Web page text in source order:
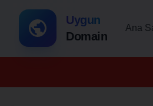
Uygun
Domain
Ana